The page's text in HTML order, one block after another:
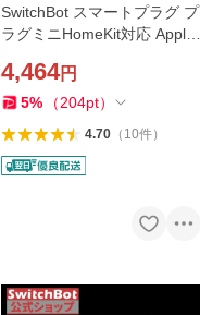
SwitchBot スマートプラグ プ
ラグミニHomeKit対応 Apple
イッチボット Bluetooth&Wi-
Fi 節電 省エネ 遠隔操作 音声
4,464円
5% （204pt）
4.70（ 10件）